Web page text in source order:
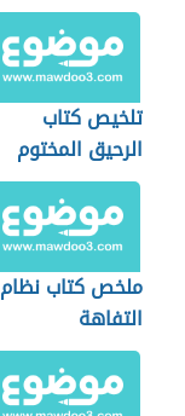
تلخيص كتاب
الرحيق المختوم
ملخص كتاب نظام
التفاهة